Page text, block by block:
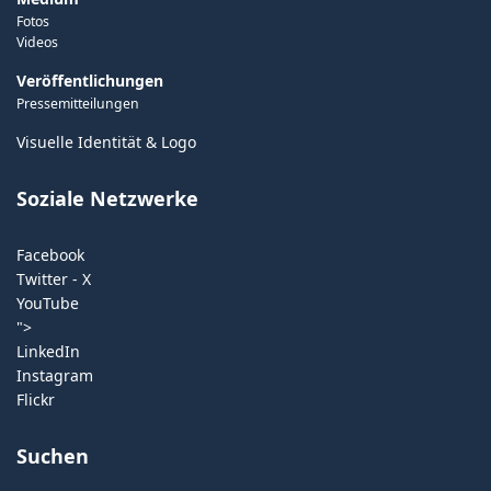
Fotos
Videos
Veröffentlichungen
Pressemitteilungen
Visuelle Identität & Logo
Soziale Netzwerke
Facebook
Twitter - X
YouTube
">
LinkedIn
Instagram
Flickr
Suchen